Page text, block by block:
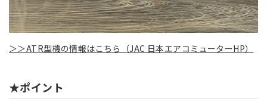
＞＞ATR型機の情報はこちら（JAC 日本エアコミューターHP）
★ポイント